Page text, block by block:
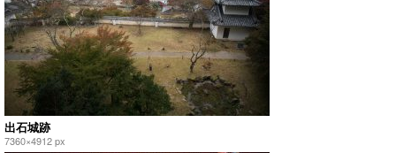
出石城跡
7360×4912 px